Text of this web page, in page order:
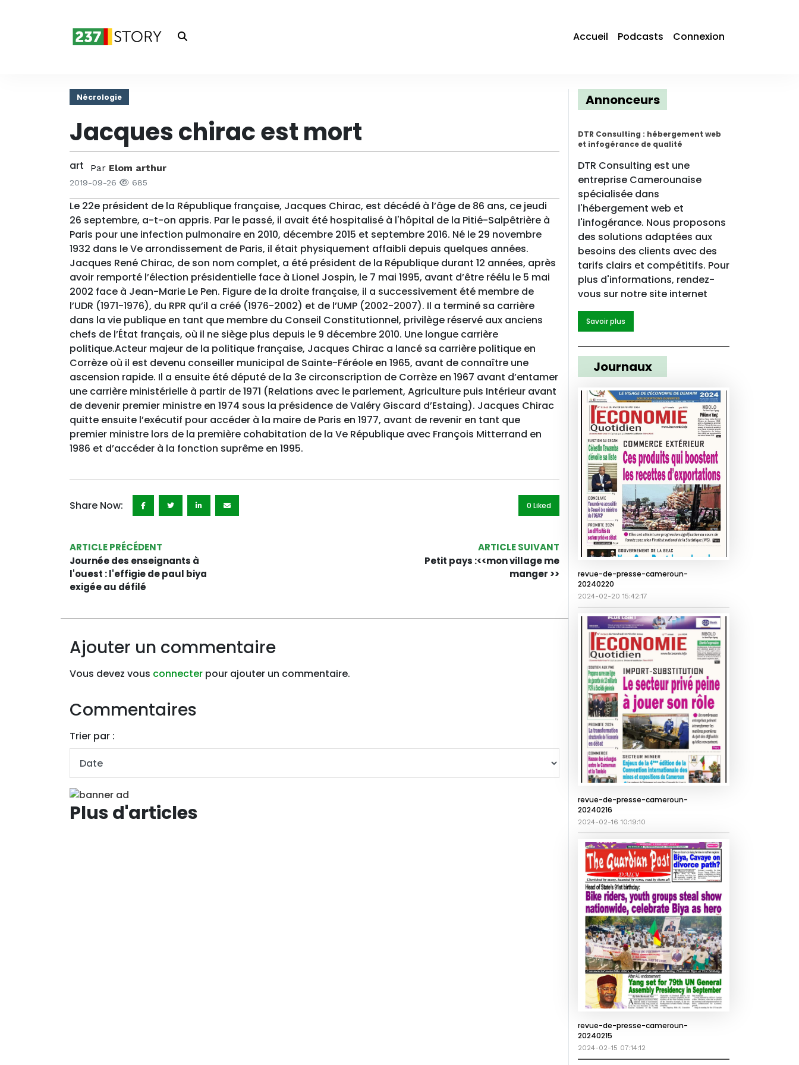
Accueil Podcasts Connexion
Nécrologie
Jacques chirac est mort
Par Elom arthur
2019-09-26 685
Le 22e président de la République française, Jacques Chirac, est décédé à l’âge de 86 ans, ce jeudi
26 septembre, a-t-on appris. Par le passé, il avait été hospitalisé à l'hôpital de la Pitié-Salpêtrière à
Paris pour une infection pulmonaire en 2010, décembre 2015 et septembre 2016. Né le 29 novembre
1932 dans le Ve arrondissement de Paris, il était physiquement affaibli depuis quelques années.
Jacques René Chirac, de son nom complet, a été président de la République durant 12 années, après
avoir remporté l’élection présidentielle face à Lionel Jospin, le 7 mai 1995, avant d’être réélu le 5 mai
2002 face à Jean-Marie Le Pen. Figure de la droite française, il a successivement été membre de
l’UDR (1971-1976), du RPR qu’il a créé (1976-2002) et de l’UMP (2002-2007). Il a terminé sa carrière
dans la vie publique en tant que membre du Conseil Constitutionnel, privilège réservé aux anciens
chefs de l’État français, où il ne siège plus depuis le 9 décembre 2010. Une longue carrière
politique.Acteur majeur de la politique française, Jacques Chirac a lancé sa carrière politique en
Corrèze où il est devenu conseiller municipal de Sainte-Féréole en 1965, avant de connaître une
ascension rapide. Il a ensuite été député de la 3e circonscription de Corrèze en 1967 avant d’entamer
une carrière ministérielle à partir de 1971 (Relations avec le parlement, Agriculture puis Intérieur avant
de devenir premier ministre en 1974 sous la présidence de Valéry Giscard d’Estaing). Jacques Chirac
quitte ensuite l’exécutif pour accéder à la maire de Paris en 1977, avant de revenir en tant que
premier ministre lors de la première cohabitation de la Ve République avec François Mitterrand en
1986 et d’accéder à la fonction suprême en 1995.
Share Now: 0 Liked
ARTICLE PRÉCÉDENT
Journée des enseignants à
l'ouest : l'effigie de paul biya
exigée au défilé
ARTICLE SUIVANT
Petit pays :<<mon village me
manger >>
Ajouter un commentaire
Vous devez vous connecter pour ajouter un commentaire.
Commentaires
Trier par :
Plus d'articles
Annonceurs
DTR Consulting : hébergement web
et infogérance de qualité
DTR Consulting est une
entreprise Camerounaise
spécialisée dans
l'hébergement web et
l'infogérance. Nous proposons
des solutions adaptées aux
besoins des clients avec des
tarifs clairs et compétitifs. Pour
plus d'informations, rendez-
vous sur notre site internet
Savoir plus
Journaux
revue-de-presse-cameroun-
20240220
2024-02-20 15:42:17
revue-de-presse-cameroun-
20240216
2024-02-16 10:19:10
revue-de-presse-cameroun-
20240215
2024-02-15 07:14:12